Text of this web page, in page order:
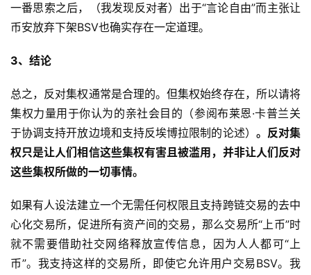
一番思索之后，（我发现反对者）出于“言论自由”而主张让
币安放弃下架BSV也确实存在一定道理。
3、结论
总之，反对集权通常是合理的。但集权始终存在，所以请将
集权力量用于你认为的亲社会目的（参阅布莱恩·卡普兰关
于协调支持开放边境和支持反埃博拉限制的论述） 。 反对集
权只是让人们相信这些集权有害且被滥用，并非让人们反对
这些集权所做的一切事情。
如果有人设法建立一个无需任何权限且支持跨链交易的去中
心化交易所，促进所有资产间的交易，那么交易所“上币”时
就不需要借助社交网络释放宣传信息，因为人人都可“上
币”。我支持这样的交易所，即使它允许用户交易BSV。我